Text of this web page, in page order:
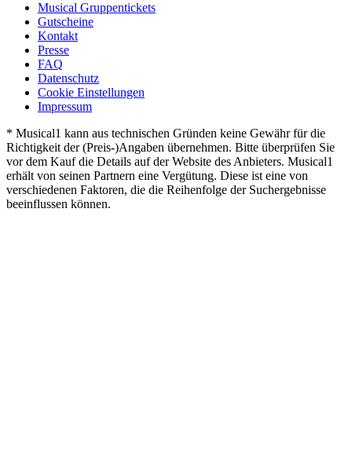
Musical Gruppentickets
Gutscheine
Kontakt
Presse
FAQ
Datenschutz
Cookie Einstellungen
Impressum
* Musical1 kann aus technischen Gründen keine Gewähr für die
Richtigkeit der (Preis-)Angaben übernehmen. Bitte überprüfen Sie
vor dem Kauf die Details auf der Website des Anbieters. Musical1
erhält von seinen Partnern eine Vergütung. Diese ist eine von
verschiedenen Faktoren, die die Reihenfolge der Suchergebnisse
beeinflussen können.